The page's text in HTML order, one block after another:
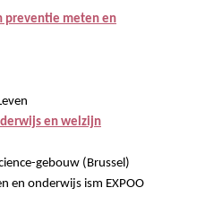
preventie meten en
en welzijn
gebouw (Brussel)
en onderwijs ism EXPOO